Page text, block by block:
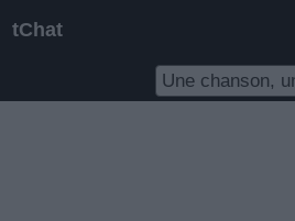
tChat